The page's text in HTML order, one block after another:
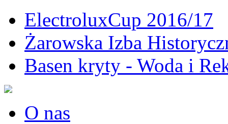
ElectroluxCup 2016/17
Żarowska Izba
Basen kryty - Woda i
O nas